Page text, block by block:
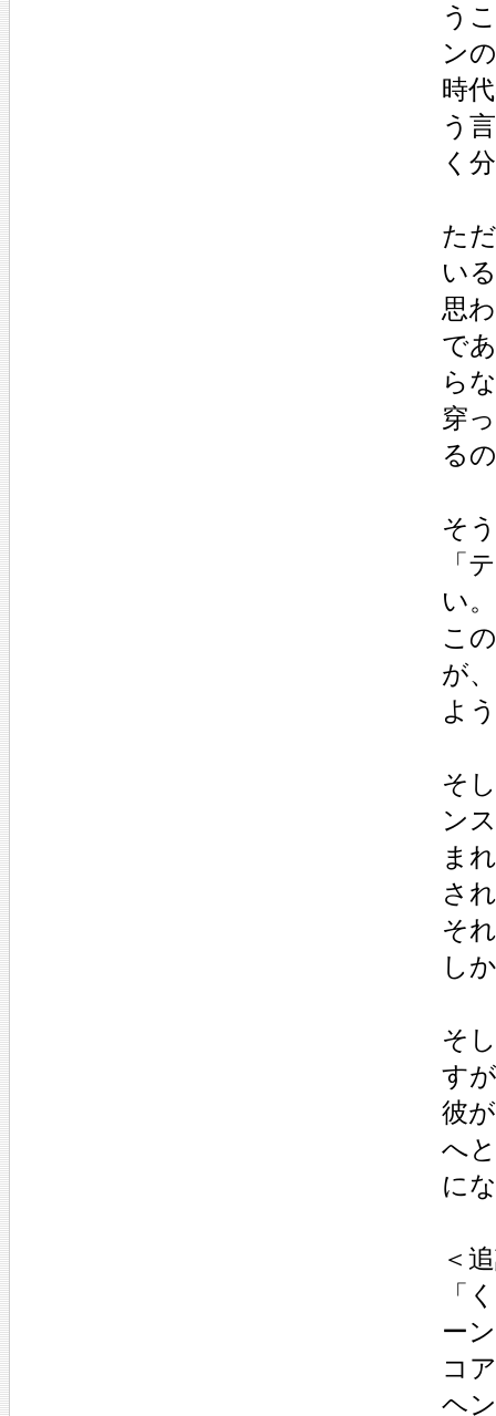
う
ン
時
う
く
た
い
思
で
ら
穿
る
そ
「
い
こ
が
よ
そ
ン
ま
さ
そ
し
そ
す
彼
へ
に
＜
「
ー
コ
ヘ